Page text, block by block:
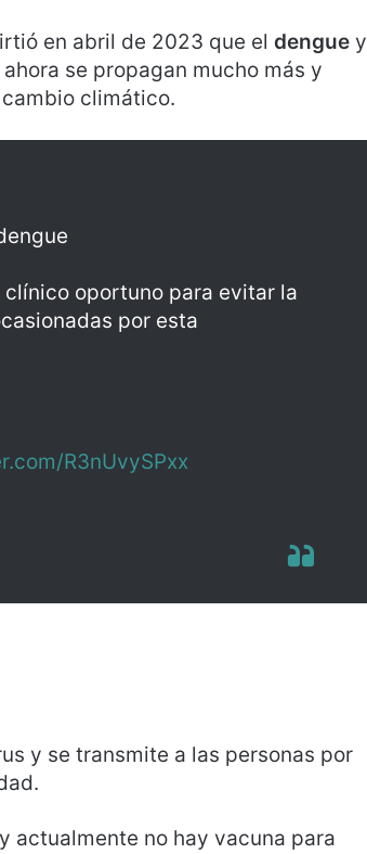
en abril de 2023 que el dengue y
se propagan mucho más y
climático.
oportuno para evitar la
por esta
R3nUvySPxx
y se transmite a las personas por
actualmente no hay vacuna para